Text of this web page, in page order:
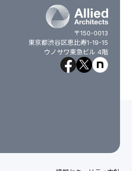
〒150-0013
東京都渋谷区恵比寿1-19-15
ウノサワ東急ビル 4階